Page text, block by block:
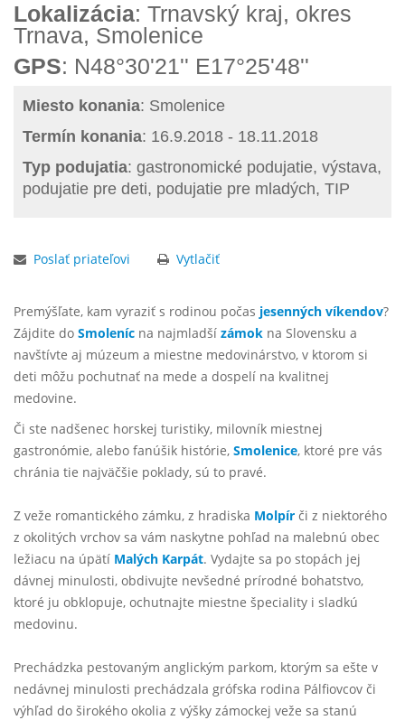
Lokalizácia: Trnavský kraj, okres
Trnava, Smolenice
GPS: N48°30'21'' E17°25'48''
Miesto konania: Smolenice
Termín konania: 16.9.2018 - 18.11.2018
Typ podujatia: gastronomické podujatie, výstava,
podujatie pre deti, podujatie pre mladých, TIP
Poslať priateľovi Vytlačiť
Premýšľate, kam vyraziť s rodinou počas jesenných víkendov?
Zájdite do Smoleníc na najmladší zámok na Slovensku a
navštívte aj múzeum a miestne medovinárstvo, v ktorom si
deti môžu pochutnať na mede a dospelí na kvalitnej
medovine.
Či ste nadšenec horskej turistiky, milovník miestnej
gastronómie, alebo fanúšik histórie, Smolenice, ktoré pre vás
chránia tie najväčšie poklady, sú to pravé.
Z veže romantického zámku, z hradiska Molpír či z niektorého
z okolitých vrchov sa vám naskytne pohľad na malebnú obec
ležiacu na úpätí Malých Karpát. Vydajte sa po stopách jej
dávnej minulosti, obdivujte nevšedné prírodné bohatstvo,
ktoré ju obklopuje, ochutnajte miestne špeciality i sladkú
medovinu.
Prechádzka pestovaným anglickým parkom, ktorým sa ešte v
nedávnej minulosti prechádzala grófska rodina Pálfiovcov či
výhľad do širokého okolia z výšky zámockej veže sa stanú